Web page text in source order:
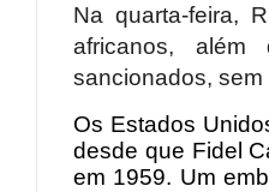
Na quarta-feira,
africanos,
sancionados,
Os Estados
desde que Fidel
em 1959. Um